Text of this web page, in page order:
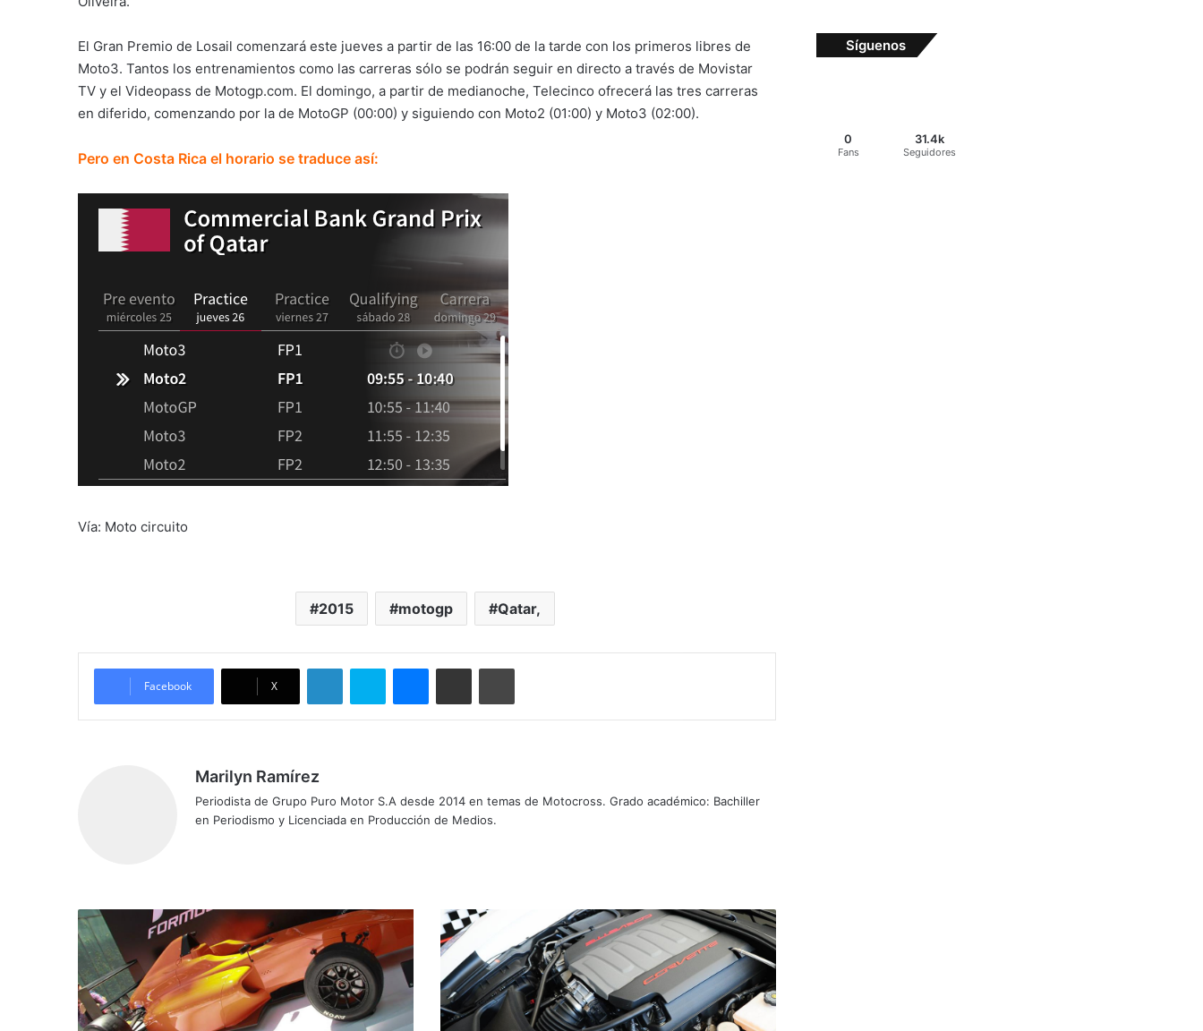
El Gran Premio de Losail comenzará este jueves a partir de las 16:00 de la tarde con los primeros libres de
Moto3. Tantos los entrenamientos como las carreras sólo se podrán seguir en directo a través de Movistar
TV y el Videopass de Motogp.com. El domingo, a partir de medianoche, Telecinco ofrecerá las tres carreras
en diferido, comenzando por la de MotoGP (00:00) y siguiendo con Moto2 (01:00) y Moto3 (02:00).
Pero en Costa Rica el horario se traduce así:
Vía: Moto circuito
2015 motogp Qatar,
Facebook X
Marilyn Ramírez
Periodista de Grupo Puro Motor S.A desde 2014 en temas de Motocross. Grado académico: Bachiller
en Periodismo y Licenciada en Producción de Medios.
S
e
n
u
n
P
r
e
m
i
o
Síguenos
0
Fans
31.4k
Seguidores